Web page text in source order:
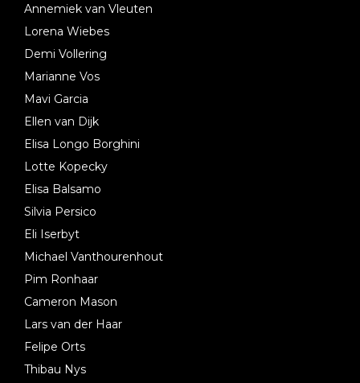
Annemiek van Vleuten
Lorena Wiebes
Demi Vollering
Marianne Vos
Mavi Garcia
Ellen van Dijk
Elisa Longo Borghini
Lotte Kopecky
Elisa Balsamo
Silvia Persico
Eli Iserbyt
Michael Vanthourenhout
Pim Ronhaar
Cameron Mason
Lars van der Haar
Felipe Orts
Thibau Nys